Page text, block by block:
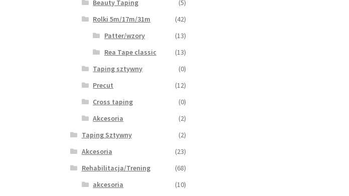
Beauty Taping
(5)
Rolki 5m/17m/31m
(42)
Patter/wzory
(13)
Rea Tape classic
(13)
Taping sztywny
(0)
Precut
(12)
Cross taping
(0)
Akcesoria
(2)
Taping Sztywny
(2)
Akcesoria
(23)
Rehabilitacja/Trening
(68)
akcesoria
(10)